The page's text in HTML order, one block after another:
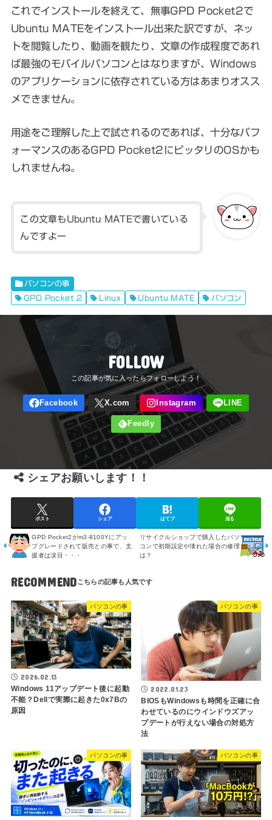
これでインストールを終えて、無事GPD Pocket2で
Ubuntu MATEをインストール出来た訳ですが、ネッ
トを閲覧したり、動画を観たり、文章の作成程度であれ
ば最強のモバイルパソコンとはなりますが、Windows
のアプリケーションに依存されている方はあまりオスス
メできません。
用途をご理解した上で試されるのであれば、十分なパフ
ォーマンスのあるGPD Pocket2にピッタリのOSかも
しれませんね。
この文章もUbuntu MATEで書いている
んですよー
パソコンの事
GPD Pocket 2
Linux Ubuntu MATE パソコン
FOLLOW
シェアお願いします！！
ポスト シェア はてブ 送る
リサイクルショップで購入したパソ
コンで初期設定や壊れた場合の修理
は？
GPD Pocket2がm3-8100Yにアッ
プグレードされて販売との事で、支
援者は涙目・・・
RECOMMEND
パソコンの事
2026.02.13
Windows 11アップデート後に起動
不能？Dellで実際に起きた0x7Bの
原因
パソコンの事
2022.01.23
BIOSもWindowsも時間を正確に合
わせているのにウインドウズアッ
プデートが行えない場合の対処方
法
パソコンの事 パソコンの事